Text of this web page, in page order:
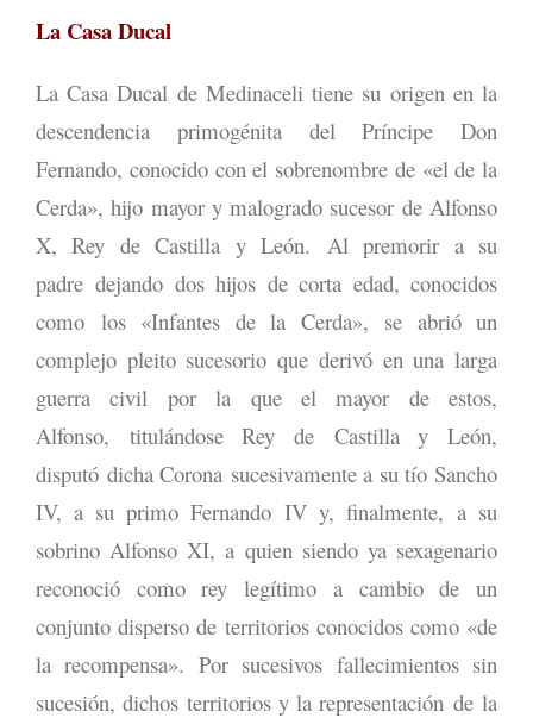
La Casa Ducal
La Casa Ducal de Medinaceli tiene su origen en la
descendencia primogénita del Príncipe Don
Fernando, conocido con el sobrenombre de «el de la
Cerda», hijo mayor y malogrado sucesor de Alfonso
X, Rey de Castilla y León. Al premorir a su
padre dejando dos hijos de corta edad, conocidos
como los «Infantes de la Cerda», se abrió un
complejo pleito sucesorio que derivó en una larga
guerra civil por la que el mayor de estos,
Alfonso, titulándose Rey de Castilla y León,
disputó dicha Corona sucesivamente a su tío Sancho
IV, a su primo Fernando IV y, finalmente, a su
sobrino Alfonso XI, a quien siendo ya sexagenario
reconoció como rey legítimo a cambio de un
conjunto disperso de territorios conocidos como «de
la recompensa». Por sucesivos fallecimientos sin
sucesión, dichos territorios y la representación de la